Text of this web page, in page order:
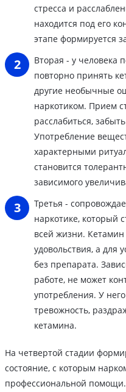
стресса и
находится под его
этапе формируется
Вторая - у человека
повторно принять
другие необычные
наркотиком. Прием
расслабиться,
Употребление
характерными
становится
зависимого
Третья -
наркотике, который
всей жизни. Кетамин
удовольствия, а для
без препарата.
работе, не может
употребления. У
тревожность,
кетамина.
На четвертой стадии
состояние, с которым
профессиональной